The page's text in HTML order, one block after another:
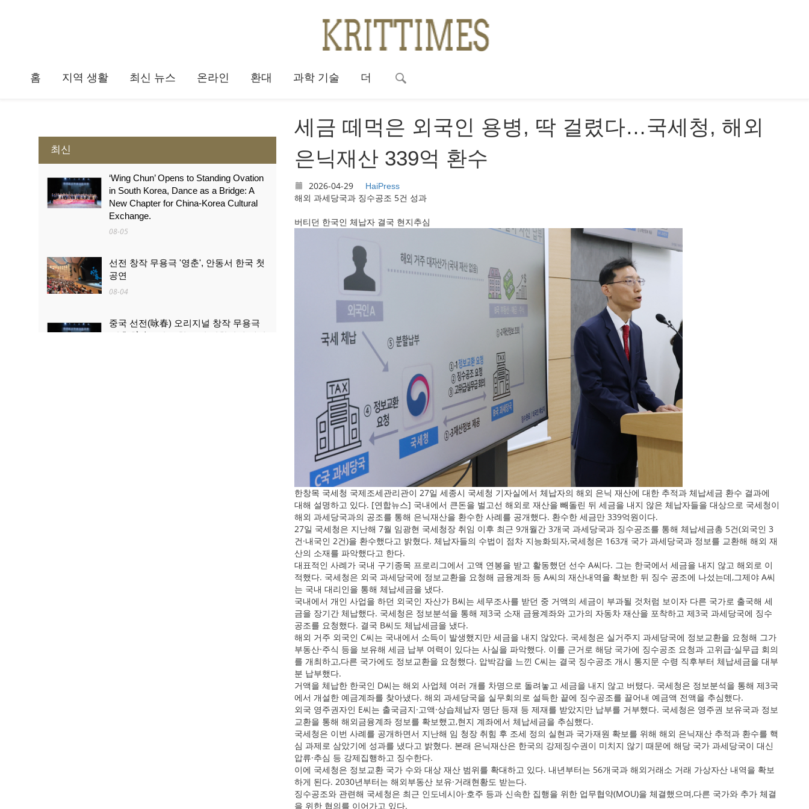
홈 지역 생활 최신 뉴스 온라인 환대 과학 기술 더
최신
‘Wing Chun’ Opens to Standing Ovation
in South Korea, Dance as a Bridge: A
New Chapter for China-Korea Cultural
Exchange.
08-05
선전 창작 무용극 '영춘', 안동서 한국 첫
공연
08-04
중국 선전(咏春) 오리지널 창작 무용극
세금 떼먹은 외국인 용병, 딱 걸렸다…국세청, 해외
은닉재산 339억 환수
2026-04-29 HaiPress
해외 과세당국과 징수공조 5건 성과
버티던 한국인 체납자 결국 현지추심
한창목 국세청 국제조세관리관이 27일 세종시 국세청 기자실에서 체납자의 해외 은닉 재산에 대한 추적과 체납세금 환수 결과에
대해 설명하고 있다. [연합뉴스] 국내에서 큰돈을 벌고선 해외로 재산을 빼돌린 뒤 세금을 내지 않은 체납자들을 대상으로 국세청이
해외 과세당국과의 공조를 통해 은닉재산을 환수한 사례를 공개했다. 환수한 세금만 339억원이다.
27일 국세청은 지난해 7월 임광현 국세청장 취임 이후 최근 9개월간 3개국 과세당국과 징수공조를 통해 체납세금총 5건(외국인 3
건·내국인 2건)을 환수했다고 밝혔다. 체납자들의 수법이 점차 지능화되자,국세청은 163개 국가 과세당국과 정보를 교환해 해외 재
산의 소재를 파악했다고 한다.
대표적인 사례가 국내 구기종목 프로리그에서 고액 연봉을 받고 활동했던 선수 A씨다. 그는 한국에서 세금을 내지 않고 해외로 이
적했다. 국세청은 외국 과세당국에 정보교환을 요청해 금융계좌 등 A씨의 재산내역을 확보한 뒤 징수 공조에 나섰는데,그제야 A씨
는 국내 대리인을 통해 체납세금을 냈다.
국내에서 개인 사업을 하던 외국인 자산가 B씨는 세무조사를 받던 중 거액의 세금이 부과될 것처럼 보이자 다른 국가로 출국해 세
금을 장기간 체납했다. 국세청은 정보분석을 통해 제3국 소재 금융계좌와 고가의 자동차 재산을 포착하고 제3국 과세당국에 징수
공조를 요청했다. 결국 B씨도 체납세금을 냈다.
해외 거주 외국인 C씨는 국내에서 소득이 발생했지만 세금을 내지 않았다. 국세청은 실거주지 과세당국에 정보교환을 요청해 그가
부동산·주식 등을 보유해 세금 납부 여력이 있다는 사실을 파악했다. 이를 근거로 해당 국가에 징수공조 요청과 고위급·실무급 회의
를 개최하고,다른 국가에도 정보교환을 요청했다. 압박감을 느낀 C씨는 결국 징수공조 개시 통지문 수령 직후부터 체납세금을 대부
분 납부했다.
거액을 체납한 한국인 D씨는 해외 사업체 여러 개를 차명으로 돌려놓고 세금을 내지 않고 버텼다. 국세청은 정보분석을 통해 제3국
에서 개설한 예금계좌를 찾아냈다. 해외 과세당국을 실무회의로 설득한 끝에 징수공조를 끌어내 예금액 전액을 추심했다.
외국 영주권자인 E씨는 출국금지·고액·상습체납자 명단 등재 등 제재를 받았지만 납부를 거부했다. 국세청은 영주권 보유국과 정보
교환을 통해 해외금융계좌 정보를 확보했고,현지 계좌에서 체납세금을 추심했다.
국세청은 이번 사례를 공개하면서 지난해 임 청장 취힘 후 조세 정의 실현과 국가재원 확보를 위해 해외 은닉재산 추적과 환수를 핵
심 과제로 삼았기에 성과를 냈다고 밝혔다. 본래 은닉재산은 한국의 강제징수권이 미치지 않기 때문에 해당 국가 과세당국이 대신
압류·추심 등 강제집행하고 징수한다.
이에 국세청은 정보교환 국가 수와 대상 재산 범위를 확대하고 있다. 내년부터는 56개국과 해외거래소 거래 가상자산 내역을 확보
하게 된다. 2030년부터는 해외부동산 보유·거래현황도 받는다.
징수공조와 관련해 국세청은 최근 인도네시아·호주 등과 신속한 집행을 위한 업무협약(MOU)을 체결했으며,다른 국가와 추가 체결
을 위한 협의를 이어가고 있다.